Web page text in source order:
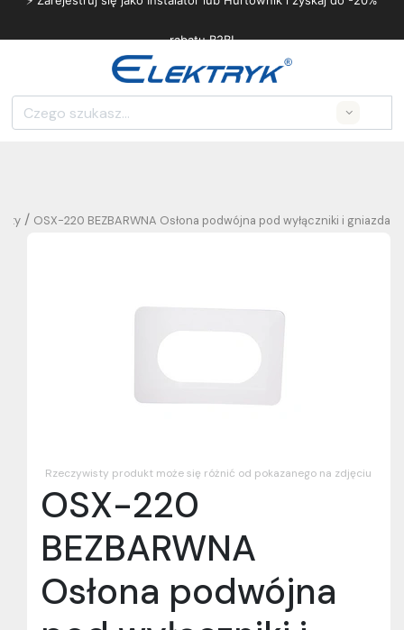
rabatu B2B!
OSX-220 BEZBARWNA Osłona podwójna pod wyłączniki i gniazda
/
Rzeczywisty produkt może się różnić od pokazanego na zdjęciu
OSX-220
BEZBARWNA
Osłona podwójna